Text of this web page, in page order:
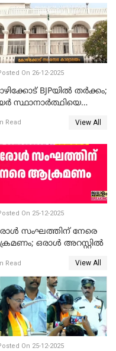
വിശദീകരിയ്ക്കുന്നു;
On 26-12-2025
BJPയിൽ തർക്കം;
സ്ഥാനാർത്ഥിയെ
Read View All
On 25-12-2025
സംഘത്തിന് നേരെ
ഒരാള്‍ അറസ്റ്റില്‍
Read View All
On 25-12-2025